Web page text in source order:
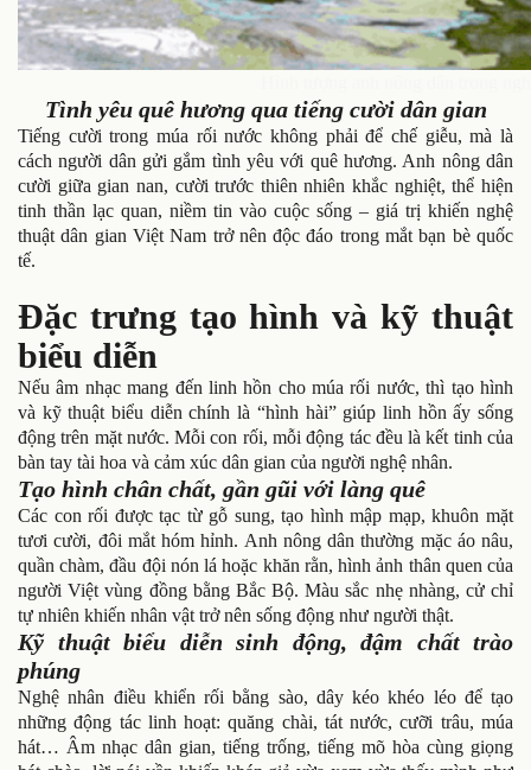
Tình yêu quê hương qua tiếng cười dân gian
Tiếng cười trong múa rối nước không phải để chế giễu, mà là
cách người dân gửi gắm tình yêu với quê hương. Anh nông dân
cười giữa gian nan, cười trước thiên nhiên khắc nghiệt, thể hiện
tinh thần lạc quan, niềm tin vào cuộc sống – giá trị khiến nghệ
thuật dân gian Việt Nam trở nên độc đáo trong mắt bạn bè quốc
tế.
Đặc trưng tạo hình và kỹ thuật
biểu diễn
Nếu âm nhạc mang đến linh hồn cho múa rối nước, thì tạo hình
và kỹ thuật biểu diễn chính là “hình hài” giúp linh hồn ấy sống
động trên mặt nước. Mỗi con rối, mỗi động tác đều là kết tinh của
bàn tay tài hoa và cảm xúc dân gian của người nghệ nhân.
Tạo hình chân chất, gần gũi với làng quê
Các con rối được tạc từ gỗ sung, tạo hình mập mạp, khuôn mặt
tươi cười, đôi mắt hóm hỉnh. Anh nông dân thường mặc áo nâu,
quần chàm, đầu đội nón lá hoặc khăn rằn, hình ảnh thân quen của
người Việt vùng đồng bằng Bắc Bộ. Màu sắc nhẹ nhàng, cử chỉ
tự nhiên khiến nhân vật trở nên sống động như người thật.
Kỹ thuật biểu diễn sinh động, đậm chất trào
phúng
Nghệ nhân điều khiển rối bằng sào, dây kéo khéo léo để tạo
những động tác linh hoạt: quăng chài, tát nước, cưỡi trâu, múa
hát… Âm nhạc dân gian, tiếng trống, tiếng mõ hòa cùng giọng